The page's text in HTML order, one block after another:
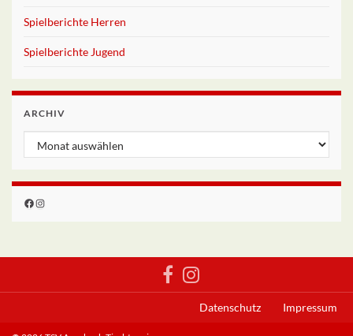
Spielberichte Herren
Spielberichte Jugend
ARCHIV
Archiv
Facebook
Instagram
Datenschutz Impressum